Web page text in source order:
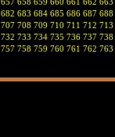
682 683 684 685 686 687 688
707 708 709 710 711 712 713
732 733 734 735 736 737 738
757 758 759 760 761 762 763